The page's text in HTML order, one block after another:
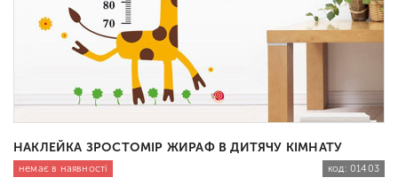
НАКЛЕЙКА ЗРОСТОМІР ЖИРАФ В ДИТЯЧУ КІМНАТУ
немає в наявності код: 01403